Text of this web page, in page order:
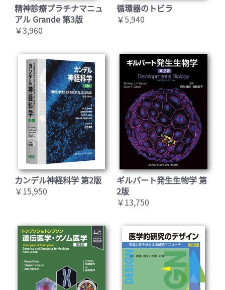
精神診療プラチナマニュ
アル Grande 第3版
￥3,960
循環器のトビラ
￥5,940
カンデル神経科学 第2版
￥15,950
ギルバート発生生物学 第
2版
￥13,750